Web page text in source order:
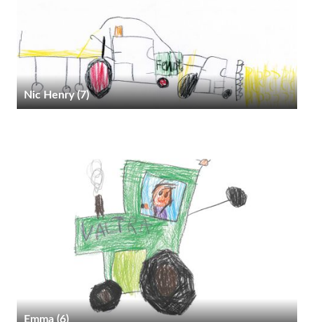
Nic Henry (7)
Emma (6)